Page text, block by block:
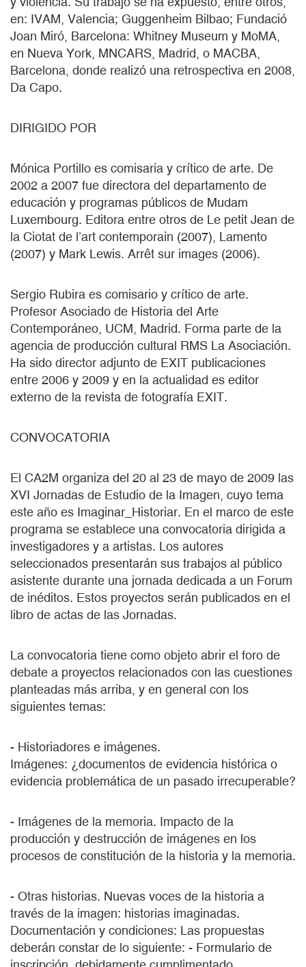
en: IVAM, Valencia; Guggenheim Bilbao; Fundació
Joan Miró, Barcelona: Whitney Museum y MoMA,
en Nueva York, MNCARS, Madrid, o MACBA,
Barcelona, donde realizó una retrospectiva en 2008,
Da Capo.
DIRIGIDO POR
Mónica Portillo es comisaria y crítico de arte. De
2002 a 2007 fue directora del departamento de
educación y programas públicos de Mudam
Luxembourg. Editora entre otros de Le petit Jean de
la Ciotat de l’art contemporain (2007), Lamento
(2007) y Mark Lewis. Arrêt sur images (2006).
Sergio Rubira es comisario y crítico de arte.
Profesor Asociado de Historia del Arte
Contemporáneo, UCM, Madrid. Forma parte de la
agencia de producción cultural RMS La Asociación.
Ha sido director adjunto de EXIT publicaciones
entre 2006 y 2009 y en la actualidad es editor
externo de la revista de fotografía EXIT.
CONVOCATORIA
El CA2M organiza del 20 al 23 de mayo de 2009 las
XVI Jornadas de Estudio de la Imagen, cuyo tema
este año es Imaginar_Historiar. En el marco de este
programa se establece una convocatoria dirigida a
investigadores y a artistas. Los autores
seleccionados presentarán sus trabajos al público
asistente durante una jornada dedicada a un Forum
de inéditos. Estos proyectos serán publicados en el
libro de actas de las Jornadas.
La convocatoria tiene como objeto abrir el foro de
debate a proyectos relacionados con las cuestiones
planteadas más arriba, y en general con los
siguientes temas:
- Historiadores e imágenes.
Imágenes: ¿documentos de evidencia histórica o
evidencia problemática de un pasado irrecuperable?
- Imágenes de la memoria. Impacto de la
producción y destrucción de imágenes en los
procesos de constitución de la historia y la memoria.
- Otras historias. Nuevas voces de la historia a
través de la imagen: historias imaginadas.
Documentación y condiciones: Las propuestas
deberán constar de lo siguiente: - Formulario de